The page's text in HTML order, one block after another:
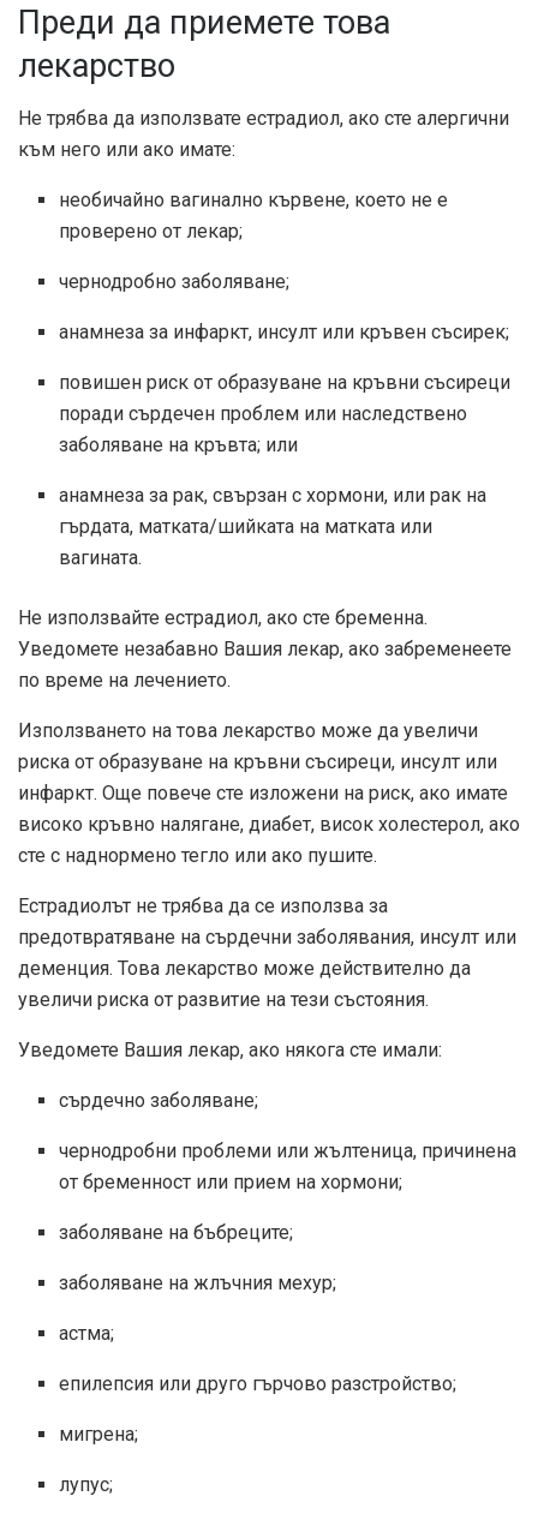
Преди да приемете това
лекарство
Не трябва да използвате естрадиол, ако сте алергични
към него или ако имате:
необичайно вагинално кървене, което не е
проверено от лекар;
чернодробно заболяване;
анамнеза за инфаркт, инсулт или кръвен съсирек;
повишен риск от образуване на кръвни съсиреци
поради сърдечен проблем или наследствено
заболяване на кръвта; или
анамнеза за рак, свързан с хормони, или рак на
гърдата, матката/шийката на матката или
вагината.
Не използвайте естрадиол, ако сте бременна.
Уведомете незабавно Вашия лекар, ако забременеете
по време на лечението.
Използването на това лекарство може да увеличи
риска от образуване на кръвни съсиреци, инсулт или
инфаркт. Още повече сте изложени на риск, ако имате
високо кръвно налягане, диабет, висок холестерол, ако
сте с наднормено тегло или ако пушите.
Естрадиолът не трябва да се използва за
предотвратяване на сърдечни заболявания, инсулт или
деменция. Това лекарство може действително да
увеличи риска от развитие на тези състояния.
Уведомете Вашия лекар, ако някога сте имали:
сърдечно заболяване;
чернодробни проблеми или жълтеница, причинена
от бременност или прием на хормони;
заболяване на бъбреците;
заболяване на жлъчния мехур;
астма;
епилепсия или друго гърчово разстройство;
мигрена;
лупус;